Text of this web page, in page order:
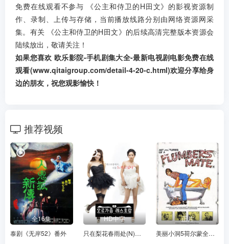
免费在线观看不参与 《公主和侍卫的H田文》的影视资源制
作、录制、上传与存储，当前播放线路分别由网络资源网采
集。有关 《公主和侍卫的H田文》的后续高清完整版本资源会
陆续放出，敬请关注！
如果您喜欢 欧乐影院-手机剧集大全-最新电视剧电影免费在线
观看(www.qitaigroup.com/detail-4-20-c.html)欢迎分享给身
边的朋友，祝您观影愉快！
推荐视频
全16集
泰剧《无岸52》番外
HD中字
只在梨花春雨处(N)世藏白鸟
正片
美丽小洞5荷尔蒙全集哪里看